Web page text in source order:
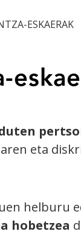
ESKAERAK
eta
helburu
hobetzea